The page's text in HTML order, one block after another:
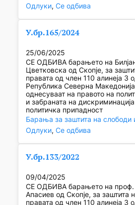
Одлуки, Се одбива
У.бр.165/2024
25/06/2025
СЕ ОДБИВА барањето на
Цветковска од Скопје, за
правата од член 110 алинеја 3
Република Северна
однесуваат на правото на
и забраната на
политичка припадност
Барања за заштита на слободи
Одлуки, Се одбива
У.бр.133/2022
09/04/2025
СЕ ОДБИВА барањето на
Апасиев од Скопје, за заштита
правата од член 110 алинеја 3